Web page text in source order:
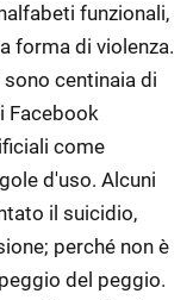
funzionali,
forma di violenza.
centinaia di
Facebook
come
d'uso. Alcuni
il suicidio,
perché non è
del peggio.